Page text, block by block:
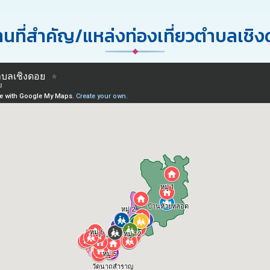
ที่สำคัญ/แหล่งท่องเที่ยวตำบลเชิ